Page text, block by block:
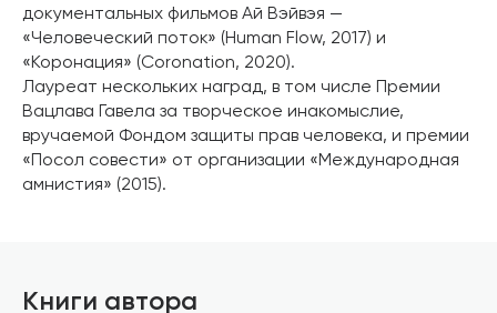
документальных фильмов Ай Вэйвэя —
«Человеческий поток» (Human Flow, 2017) и
«Коронация» (Coronation, 2020).
Лауреат нескольких наград, в том числе Премии
Вацлава Гавела за творческое инакомыслие,
вручаемой Фондом защиты прав человека, и премии
«Посол совести» от организации «Международная
амнистия» (2015).
Книги автора